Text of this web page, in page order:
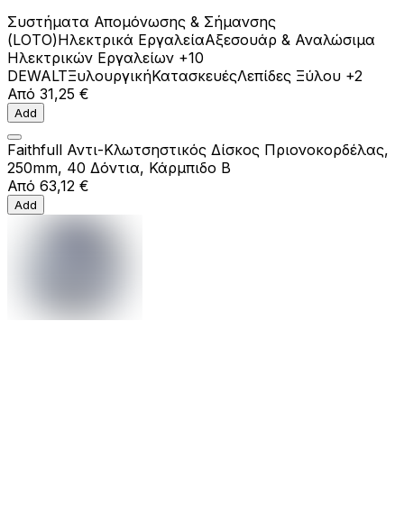
Συστήματα Απομόνωσης & Σήμανσης
(LOTO)Ηλεκτρικά ΕργαλείαΑξεσουάρ & Αναλώσιμα
Ηλεκτρικών Εργαλείων +10
DEWALTΞυλουργικήΚατασκευέςΛεπίδες Ξύλου +2
Από 31,25 €
Add
Faithfull Αντι-Κλωτσηστικός Δίσκος Πριονοκορδέλας,
250mm, 40 Δόντια, Κάρμπιδο Β
Από 63,12 €
Add